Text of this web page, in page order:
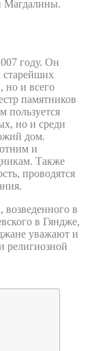
Магдалины.
году. Он
старейших
но и всего
памятников
пользуется
но и среди
дом.
и
Также
проводятся
возведенного в
в Гяндже,
уважают и
религиозной